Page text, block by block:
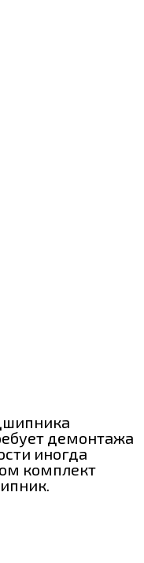
демонтажа
иногда
комплект